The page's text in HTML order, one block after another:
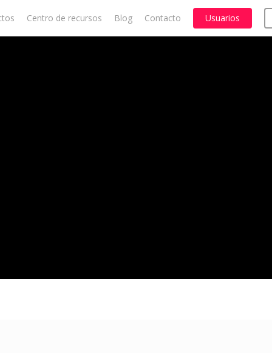
Centro de recursos Blog Contacto Usuarios
Cart